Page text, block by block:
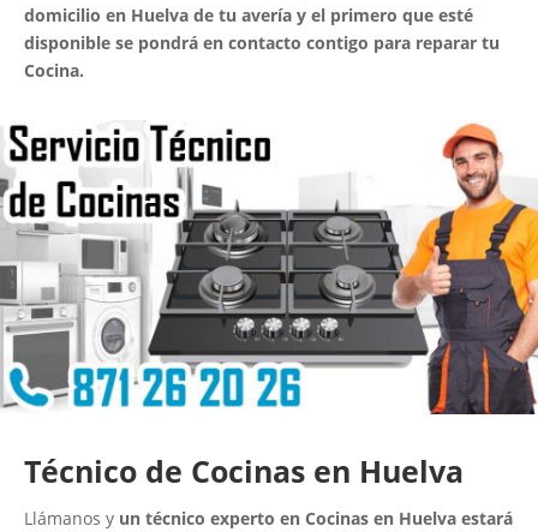
domicilio en Huelva de tu avería y el primero que esté
disponible se pondrá en contacto contigo para reparar tu
Cocina.
Técnico de Cocinas en Huelva
Llámanos y un técnico experto en Cocinas en Huelva estará